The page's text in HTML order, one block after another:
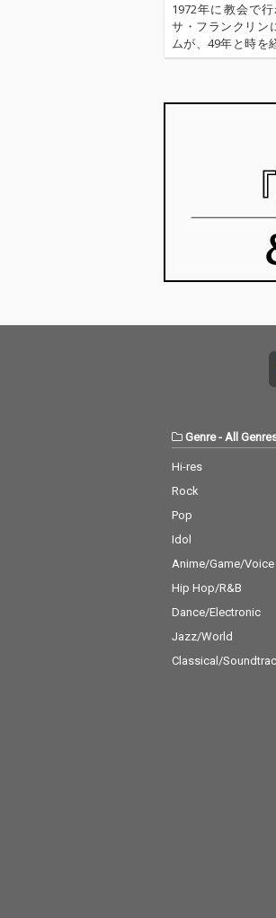
1972年に教会で
サ・フランクリン
ムが、49年と時を
ジング・グレイス
Genre- All
Hi-res
Rock
Pop
Idol
Anime/Game/
Hip Hop/R&B
Dance/Electronic
Jazz/World
Classical/